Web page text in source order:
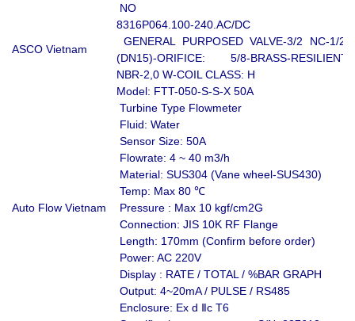
NO
ASCO Vietnam
8316P064.100-240.AC/DC
GENERAL PURPOSED VALVE-3/2 NC-1/2"
(DN15)-ORIFICE: 5/8-BRASS-RESILIENT:
NBR-2,0 W-COIL CLASS: H
Auto Flow Vietnam
Model: FTT-050-S-S-X 50A
Turbine Type Flowmeter
Fluid: Water
Sensor Size: 50A
Flowrate: 4 ~ 40 m3/h
Material: SUS304 (Vane wheel-SUS430)
Temp: Max 80 ℃
Pressure : Max 10 kgf/cm2G
Connection: JIS 10K RF Flange
Length: 170mm (Confirm before order)
Power: AC 220V
Display : RATE / TOTAL / %BAR GRAPH
Output: 4~20mA / PULSE / RS485
Enclosure: Ex d Ⅱc T6